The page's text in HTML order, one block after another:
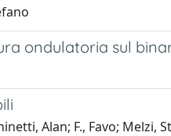
ondulatoria sul
Alan; F., Favo; Melzi,